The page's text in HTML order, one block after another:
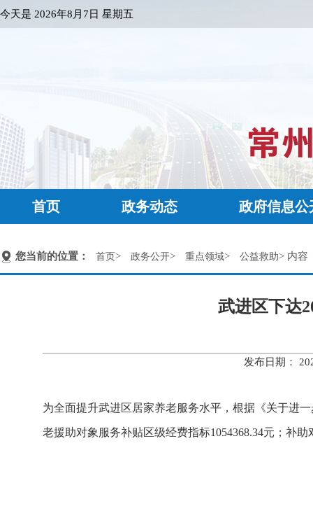
今天是 2026年8月7日 星期五
首页 政务动态 政府信息公
您当前的位置： 首页> 政务公开> 重点领域> 公益救助> 内容
武进区下达
发布日期：
为全面提升武进区居家养老服务水平，根据《关于进
老援助对象服务补贴区级经费指标1054368.34元；补